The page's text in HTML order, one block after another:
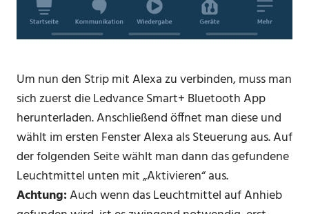
Um nun den Strip mit Alexa zu verbinden, muss man
sich zuerst die Ledvance Smart+ Bluetooth App
herunterladen. Anschließend öffnet man diese und
wählt im ersten Fenster Alexa als Steuerung aus. Auf
der folgenden Seite wählt man dann das gefundene
Leuchtmittel unten mit „Aktivieren“ aus.
Achtung:Auch wenn das Leuchtmittel auf Anhieb